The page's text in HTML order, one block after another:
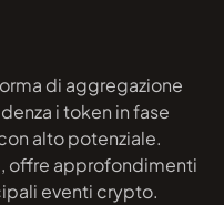
di aggregazione
i token in fase
alto potenziale.
offre approfondimenti
eventi crypto.